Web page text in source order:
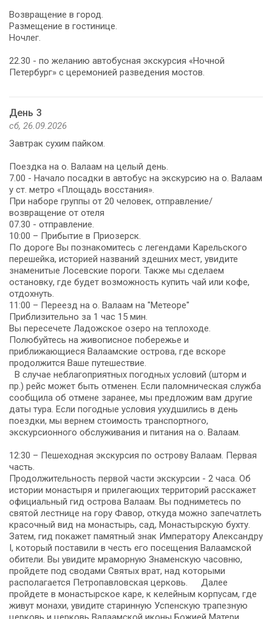
Возвращение в город.
Размещение в гостинице.
Ночлег.
22.30 - по желанию автобусная экскурсия «Ночной
Петербург» с церемонией разведения мостов.
День 3
сб, 26.09.2026
Завтрак сухим пайком.
Поездка на о. Валаам на целый день.
7.00 - Начало посадки в автобус на экскурсию на о. Валаам
у ст. метро «Площадь восстания».
При наборе группы от 20 человек, отправление/
возвращение от отеля
07.30 - отправление.
10:00 – Прибытие в Приозерск.
По дороге Вы познакомитесь с легендами Карельского
перешейка, историей названий здешних мест, увидите
знаменитые Лосевские пороги. Также мы сделаем
остановку, где будет возможность купить чай или кофе,
отдохнуть.
11:00 – Переезд на о. Валаам на "Метеоре"
Приблизительно за 1 час 15 мин.
Вы пересечете Ладожское озеро на теплоходе.
Полюбуйтесь на живописное побережье и
приближающиеся Валаамские острова, где вскоре
продолжится Ваше путешествие.
В случае неблагоприятных погодных условий (шторм и
пр.) рейс может быть отменен. Если паломническая служба
сообщила об отмене заранее, мы предложим вам другие
даты тура. Если погодные условия ухудшились в день
поездки, мы вернем стоимость транспортного,
экскурсионного обслуживания и питания на о. Валаам.
12:30 – Пешеходная экскурсия по острову Валаам. Первая
часть.
Продолжительность первой части экскурсии - 2 часа. Об
истории монастыря и прилегающих территорий расскажет
официальный гид острова Валаам. Вы подниметесь по
святой лестнице на гору Фавор, откуда можно запечатлеть
красочный вид на монастырь, сад, Монастырскую бухту.
Затем, гид покажет памятный знак Императору Александру
I, который поставили в честь его посещения Валаамской
обители. Вы увидите мраморную Знаменскую часовню,
пройдете под сводами Святых врат, над которыми
располагается Петропавловская церковь. Далее
пройдете в монастырское каре, к келейным корпусам, где
живут монахи, увидите старинную Успенскую трапезную